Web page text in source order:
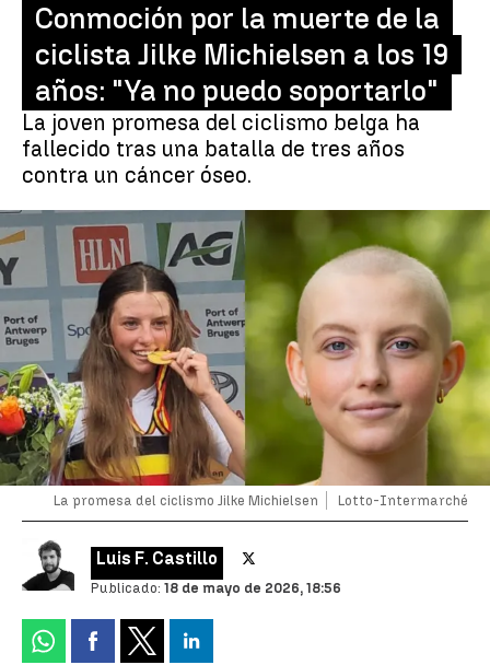
Conmoción por la muerte de la
ciclista Jilke Michielsen a los 19
años: "Ya no puedo soportarlo"
La joven promesa del ciclismo belga ha
fallecido tras una batalla de tres años
contra un cáncer óseo.
La promesa del ciclismo Jilke Michielsen Lotto-Intermarché
Luis F. Castillo
Publicado:18 de mayo de 2026, 18:56